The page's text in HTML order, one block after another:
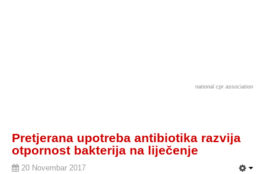
national cpr association
Pretjerana upotreba antibiotika razvija
otpornost bakterija na liječenje
20 Novembar 2017